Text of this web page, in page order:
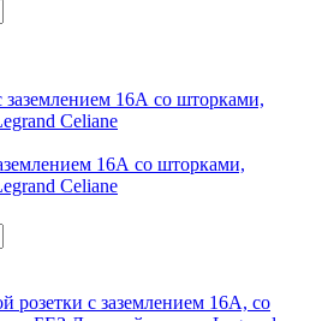
16А со шторками,
Celiane